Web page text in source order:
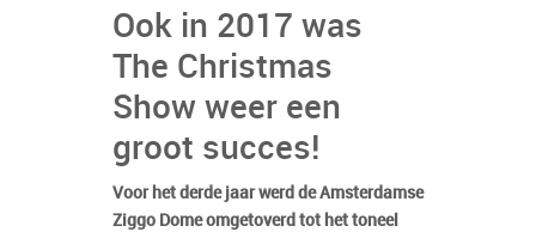
Ook in 2017 was
The Christmas
Show weer een
groot succes!
Voor het derde jaar werd de Amsterdamse
Ziggo Dome omgetoverd tot het toneel